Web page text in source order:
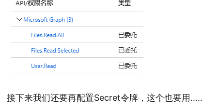
接下来我们还要再配置Secret令牌，这个也要用…..